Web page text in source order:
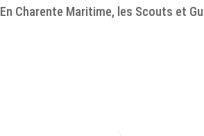
En Charente Maritime, les Scouts et